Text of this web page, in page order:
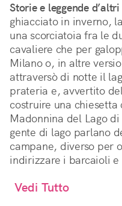
Storie e leggende
ghiacciato in inverno,
una scorciatoia fra le
cavaliere che per
Milano o, in altre
attraversò di notte il
prateria e, avvertito
costruire una
Madonnina del Lago
gente di lago parlano
campane, diverso per
indirizzare i barcaioli e
Vedi Tutto